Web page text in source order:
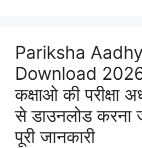
Pariksha
Download
कक्षाओ की परीक्षा
से डाउनलोड करना
पूरी जानकारी